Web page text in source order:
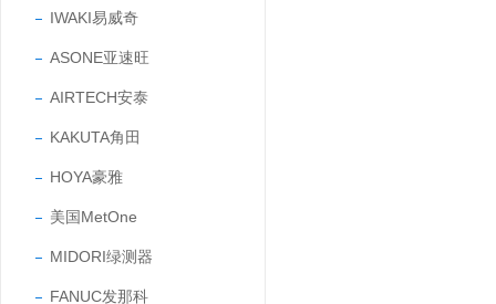
IWAKI易威奇
ASONE亚速旺
AIRTECH安泰
KAKUTA角田
HOYA豪雅
美国MetOne
MIDORI绿测器
FANUC发那科